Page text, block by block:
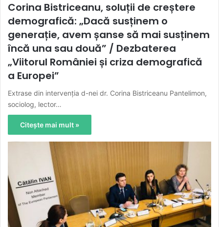
Corina Bistriceanu, soluții de creștere
demografică: „Dacă susținem o
generație, avem șanse să mai susținem
încă una sau două” / Dezbaterea
„Viitorul României și criza demografică
a Europei”
Extrase din intervenția d-nei dr. Corina Bistriceanu Pantelimon,
sociolog, lector…
Citește mai mult »